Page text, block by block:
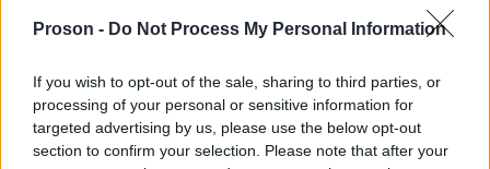
Proson - Do Not Process My Personal Information
If you wish to opt-out of the sale, sharing to third parties, or
processing of your personal or sensitive information for
targeted advertising by us, please use the below opt-out
section to confirm your selection. Please note that after your
θα εξελιχθούν οι κανονισμοί και οι κατηγορίες στο
κοινωνίας αλλάζουν.